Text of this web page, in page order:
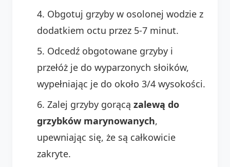
Obgotuj grzyby w osolonej wodzie z
dodatkiem octu przez 5-7 minut.
Odcedź obgotowane grzyby i
przełóż je do wyparzonych słoików,
wypełniając je do około 3/4 wysokości.
Zalej grzyby gorącą zalewą do
grzybków marynowanych,
upewniając się, że są całkowicie
zakryte.